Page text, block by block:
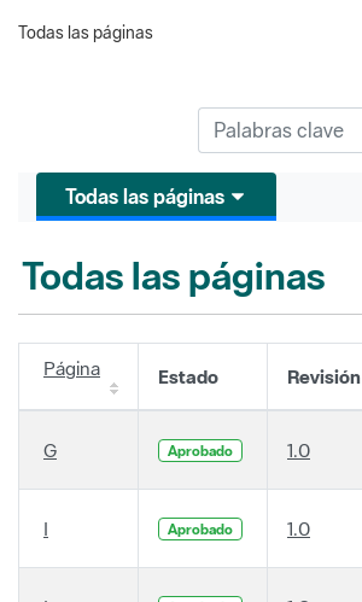
Todas las páginas
Todas las páginas
Todas las páginas
Página Estado Revisión
G Aprobado 1.0
I Aprobado 1.0